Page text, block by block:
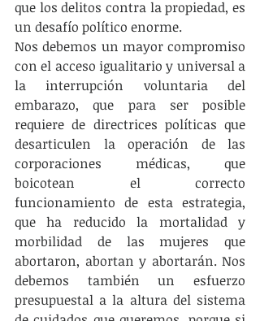
que los delitos contra la propiedad, es
un desafío político enorme.
Nos debemos un mayor compromiso
con el acceso igualitario y universal a
la interrupción voluntaria del
embarazo, que para ser posible
requiere de directrices políticas que
desarticulen la operación de las
corporaciones médicas, que
boicotean el correcto
funcionamiento de esta estrategia,
que ha reducido la mortalidad y
morbilidad de las mujeres que
abortaron, abortan y abortarán. Nos
debemos también un esfuerzo
presupuestal a la altura del sistema